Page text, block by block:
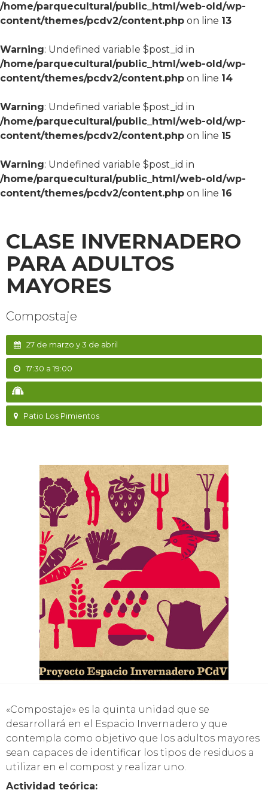
/home/parquecultural/public_html/web-old/wp-
content/themes/pcdv2/content.php on line 13
Warning: Undefined variable $post_id in
/home/parquecultural/public_html/web-old/wp-
content/themes/pcdv2/content.php on line 14
Warning: Undefined variable $post_id in
/home/parquecultural/public_html/web-old/wp-
content/themes/pcdv2/content.php on line 15
Warning: Undefined variable $post_id in
/home/parquecultural/public_html/web-old/wp-
content/themes/pcdv2/content.php on line 16
CLASE INVERNADERO
PARA ADULTOS
MAYORES
Compostaje
27 de marzo y 3 de abril
17:30 a 19:00
Patio Los Pimientos
«Compostaje» es la quinta unidad que se
desarrollará en el Espacio Invernadero y que
contempla como objetivo que los adultos mayores
sean capaces de identificar los tipos de residuos a
utilizar en el compost y realizar uno.
Actividad teórica: